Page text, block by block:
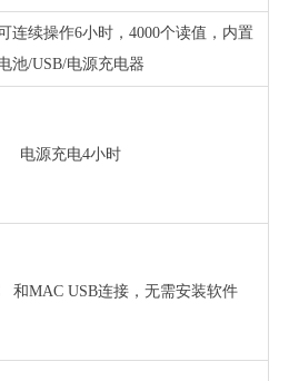
连续操作6小时，4000个读值，内置
池/USB/电源充电器
电源充电4小时
和MAC USB连接，无需安装软件